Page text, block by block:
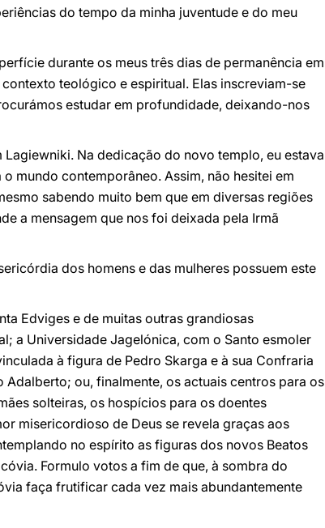
do tempo da minha juventude e do meu
durante os meus três dias de permanência em
teológico e espiritual. Elas inscreviam-se
estudar em profundidade, deixando-nos
Na dedicação do novo templo, eu estava
mundo contemporâneo. Assim, não hesitei em
sabendo muito bem que em diversas regiões
a mensagem que nos foi deixada pela Irmã
dos homens e das mulheres possuem este
Edviges e de muitas outras grandiosas
a Universidade Jagelónica, com o Santo esmoler
à figura de Pedro Skarga e à sua Confraria
ou, finalmente, os actuais centros para os
solteiras, os hospícios para os doentes
misericordioso de Deus se revela graças aos
no espírito as figuras dos novos Beatos
Formulo votos a fim de que, à sombra do
faça frutificar cada vez mais abundantemente